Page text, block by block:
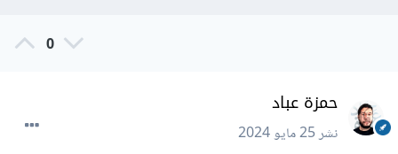
0
حمزة عباد
نشر25 مايو 2024